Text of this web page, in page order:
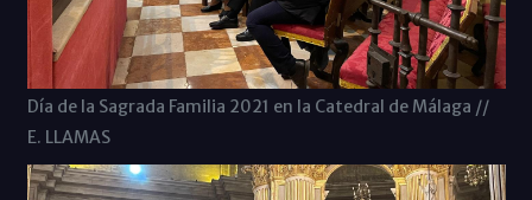
Día de la Sagrada Familia 2021 en la Catedral de Málaga //
E. LLAMAS